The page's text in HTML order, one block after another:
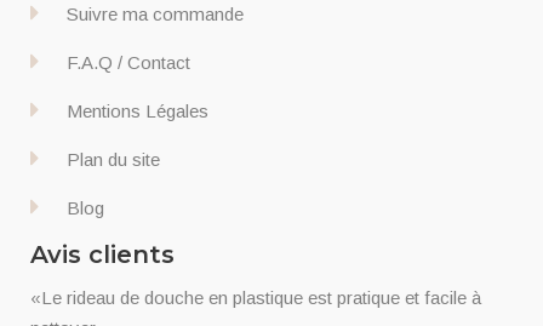
Suivre ma commande
F.A.Q / Contact
Mentions Légales
Plan du site
Blog
Avis clients
«Le rideau de douche en plastique est pratique et facile à